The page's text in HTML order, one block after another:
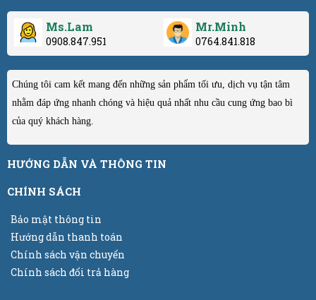
Ms.Lam
0908.847.951
Mr.Minh
0764.841.818
Chúng tôi cam kết mang đến những sản phẩm tối ưu, dịch vụ tận tâm
nhằm đáp ứng nhanh chóng và hiệu quả nhất nhu cầu cung ứng bao bì
của quý khách hàng.
HƯỚNG DẪN VÀ THÔNG TIN
CHÍNH SÁCH
Bảo mật thông tin
Hướng dẫn thanh toán
Chính sách vận chuyển
Chính sách đổi trả hàng